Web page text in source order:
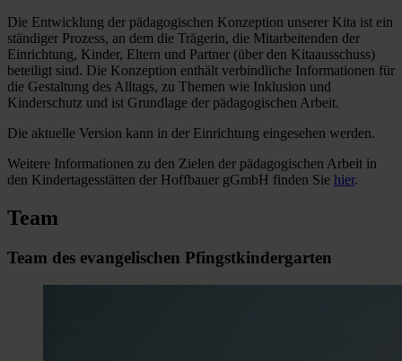
Die Entwicklung der pädagogischen Konzeption unserer Kita ist ein
ständiger Prozess, an dem die Trägerin, die Mitarbeitenden der
Einrichtung, Kinder, Eltern und Partner (über den Kitaausschuss)
beteiligt sind. Die Konzeption enthält verbindliche Informationen für
die Gestaltung des Alltags, zu Themen wie Inklusion und
Kinderschutz und ist Grundlage der pädagogischen Arbeit.
Die aktuelle Version kann in der Einrichtung eingesehen werden.
Weitere Informationen zu den Zielen der pädagogischen Arbeit in
den Kindertagesstätten der Hoffbauer gGmbH finden Sie hier.
Team
Team des evangelischen Pfingstkindergarten